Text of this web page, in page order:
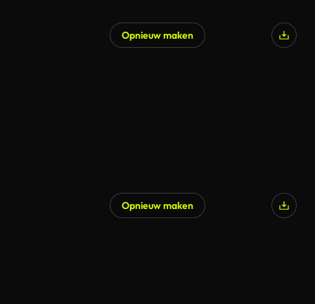
Opnieuw maken
Opnieuw maken